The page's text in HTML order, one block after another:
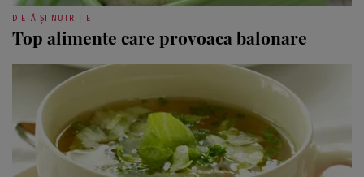
DIETĂ ȘI NUTRIȚIE
Top alimente care provoaca balonare